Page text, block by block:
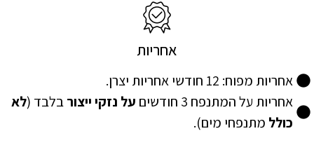
אחריות
אחריות מפוח: 12 חודשי אחריות יצרן.
אחריות על המתנפח 3 חודשים
על נזקי ייצורבלבד (לא
כולל מתנפחי מים).